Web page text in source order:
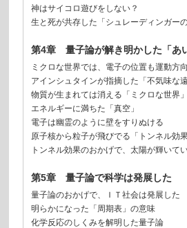
神はサイコロ遊びをしない？
生と死が共存した「シュレーディンガーの
第4章 量子論が解き明かした「あ
ミクロな世界では、電子の位置も運動方
アインシュタインが指摘した「不気味な遠
物質が生まれては消える「ミクロな世界」
エネルギーに満ちた「真空」
電子は幽霊のように壁をすりぬける
原子核から粒子が飛びでる「トンネル効果
トンネル効果のおかげで、太陽が輝いて
第5章 量子論で科学は発展した
量子論のおかげで、ＩＴ社会は発展した
明らかになった「周期表」の意味
化学反応のしくみを解明した量子論